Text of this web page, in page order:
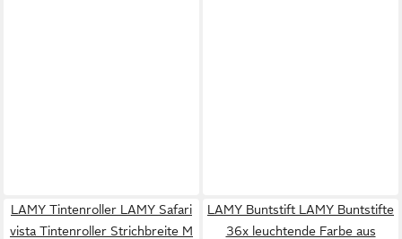
LAMY Tintenroller LAMY Safari
vista Tintenroller Strichbreite M
LAMY Buntstift LAMY Buntstifte
36x leuchtende Farbe aus